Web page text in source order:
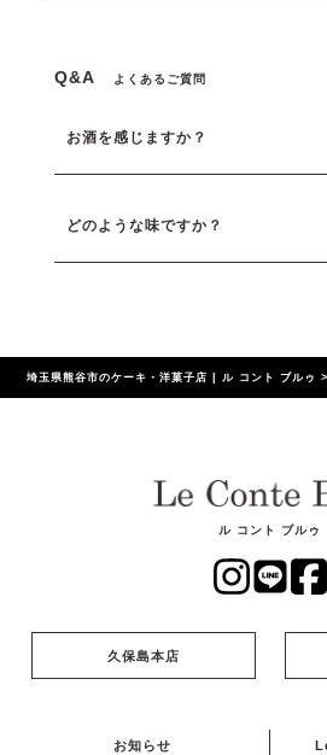
Q&A よくあるご質問
お酒を感じますか？
どのような味ですか？
埼玉県熊谷市のケーキ・洋菓子店 | ル コント ブルゥ
ル コント ブルゥ
久保島本店
お知らせ